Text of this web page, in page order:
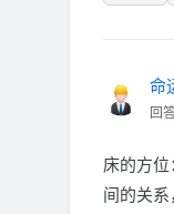
命
回
床的方
间的关